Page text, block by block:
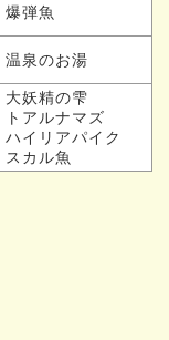
爆弾魚
温泉のお湯
大妖精の雫
トアルナマズ
ハイリアパイク
スカル魚